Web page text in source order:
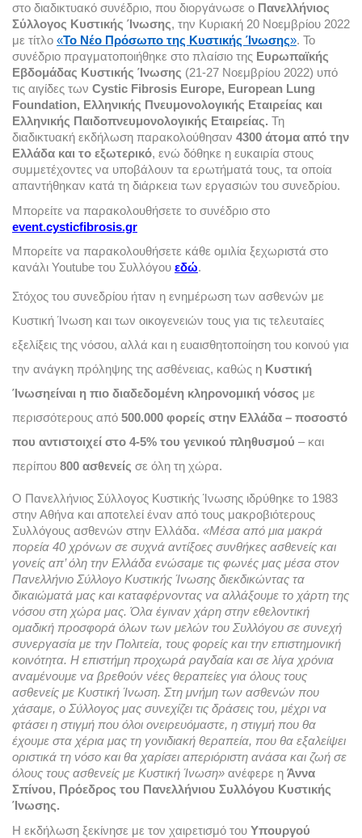
στο διαδικτυακό συνέδριο, που διοργάνωσε ο Πανελλήνιος
Σύλλογος Κυστικής Ίνωσης, την Κυριακή 20 Νοεμβρίου 2022
με τίτλο «Το Νέο Πρόσωπο της Κυστικής Ίνωσης». Το
συνέδριο πραγματοποιήθηκε στο πλαίσιο της Ευρωπαϊκής
Εβδομάδας Κυστικής Ίνωσης (21-27 Νοεμβρίου 2022) υπό
τις αιγίδες των Cystic Fibrosis Europe, European Lung
Foundation, Ελληνικής Πνευμονολογικής Εταιρείας και
Ελληνικής Παιδοπνευμονολογικής Εταιρείας. Τη
διαδικτυακή εκδήλωση παρακολούθησαν 4300 άτομα από την
Ελλάδα και το εξωτερικό, ενώ δόθηκε η ευκαιρία στους
συμμετέχοντες να υποβάλουν τα ερωτήματά τους, τα οποία
απαντήθηκαν κατά τη διάρκεια των εργασιών του συνεδρίου.
event.cysticfibrosis.gr
Μπορείτε να παρακολουθήσετε κάθε ομιλία ξεχωριστά στο
κανάλι Youtube του Συλλόγου εδώ.
Στόχος του συνεδρίου ήταν η ενημέρωση των ασθενών με
Κυστική Ίνωση και των οικογενειών τους για τις τελευταίες
εξελίξεις της νόσου, αλλά και η ευαισθητοποίηση του κοινού για
την ανάγκη πρόληψης της ασθένειας, καθώς η Κυστική
Ίνωσηείναι η πιο διαδεδομένη κληρονομική νόσος με
περισσότερους από 500.000 φορείς στην Ελλάδα – ποσοστό
που αντιστοιχεί στο 4-5% του γενικού πληθυσμού – και
περίπου 800 ασθενείς σε όλη τη χώρα.
Ο Πανελλήνιος Σύλλογος Κυστικής Ίνωσης ιδρύθηκε το 1983
στην Αθήνα και αποτελεί έναν από τους μακροβιότερους
Συλλόγους ασθενών στην Ελλάδα. «Μέσα από μια μακρά
πορεία 40 χρόνων σε συχνά αντίξοες συνθήκες ασθενείς και
γονείς απ’ όλη την Ελλάδα ενώσαμε τις φωνές μας μέσα στον
Πανελλήνιο Σύλλογο Κυστικής Ίνωσης διεκδικώντας τα
δικαιώματά μας και καταφέρνοντας να αλλάξουμε το χάρτη της
νόσου στη χώρα μας. Όλα έγιναν χάρη στην εθελοντική
ομαδική προσφορά όλων των μελών του Συλλόγου σε συνεχή
συνεργασία με την Πολιτεία, τους φορείς και την επιστημονική
κοινότητα. Η επιστήμη προχωρά ραγδαία και σε λίγα χρόνια
αναμένουμε να βρεθούν νέες θεραπείες για όλους τους
ασθενείς με Κυστική Ίνωση. Στη μνήμη των ασθενών που
χάσαμε, ο Σύλλογος μας συνεχίζει τις δράσεις του, μέχρι να
φτάσει η στιγμή που όλοι ονειρευόμαστε, η στιγμή που θα
έχουμε στα χέρια μας τη γονιδιακή θεραπεία, που θα εξαλείψει
οριστικά τη νόσο και θα χαρίσει απεριόριστη ανάσα και ζωή σε
όλους τους ασθενείς με Κυστική Ίνωση» ανέφερε η Άννα
Σπίνου, Πρόεδρος του Πανελλήνιου Συλλόγου Κυστικής
Ίνωσης.
Η εκδήλωση ξεκίνησε με τον χαιρετισμό του Υπουργού